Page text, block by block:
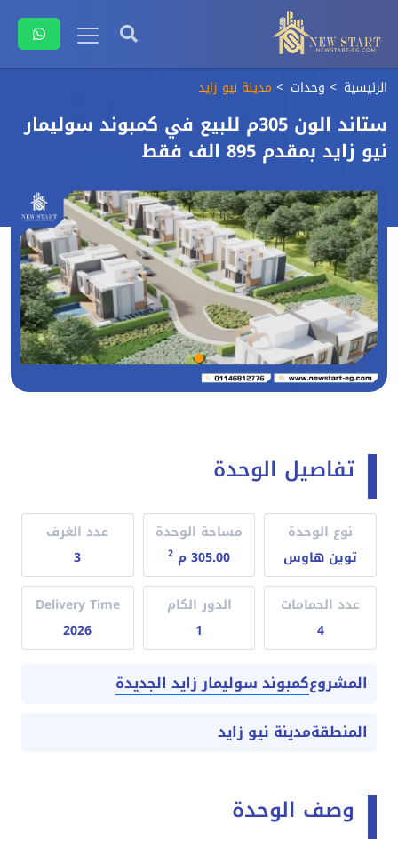
الرئيسية وحدات مدينة نيو زايد
ستاند الون 305م للبيع في كمبوند سوليمار
نيو زايد بمقدم 895 الف فقط
تفاصيل الوحدة
نوع الوحدة
توين هاوس
مساحة الوحدة
305.00 م
2
عدد الغرف
3
عدد الحمامات
4
الدور الكام
1
Delivery Time
2026
المشروعكمبوند سوليمار زايد الجديدة
المنطقةمدينة نيو زايد
وصف الوحدة